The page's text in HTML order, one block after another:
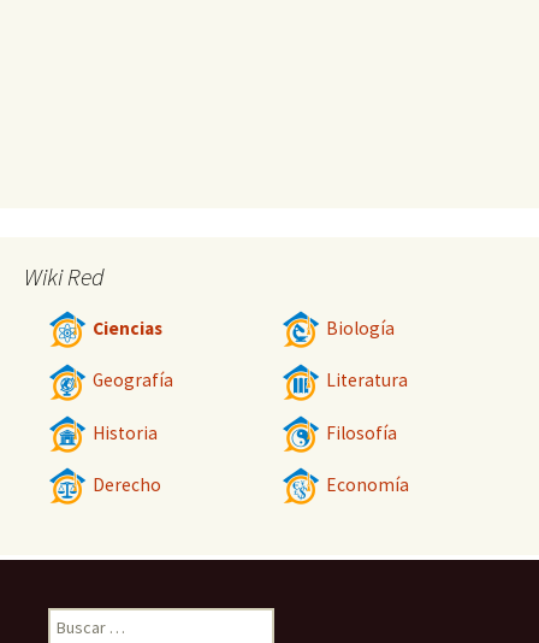
Wiki Red
Ciencias Biología
Geografía Literatura
Historia Filosofía
Derecho Economía
Buscar: